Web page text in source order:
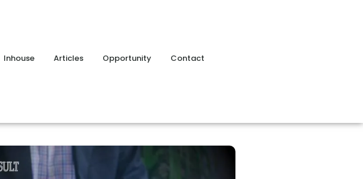
Inhouse Articles Opportunity Contact